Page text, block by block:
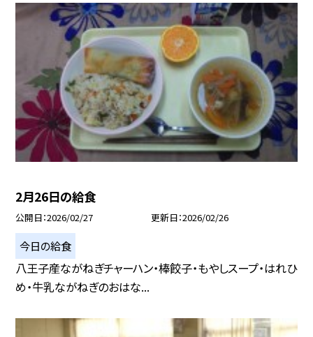
2月26日の給食
公開日 2026/02/27 更新日 2026/02/26
今日の給食
八王子産ながねぎチャーハン・棒餃子・もやしスープ・はれひ
め・牛乳ながねぎのおはな...